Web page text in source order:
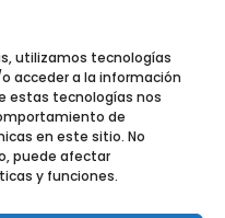
utilizamos tecnologías
acceder a la información
estas tecnologías nos
de
en este sitio. No
puede afectar
y funciones.